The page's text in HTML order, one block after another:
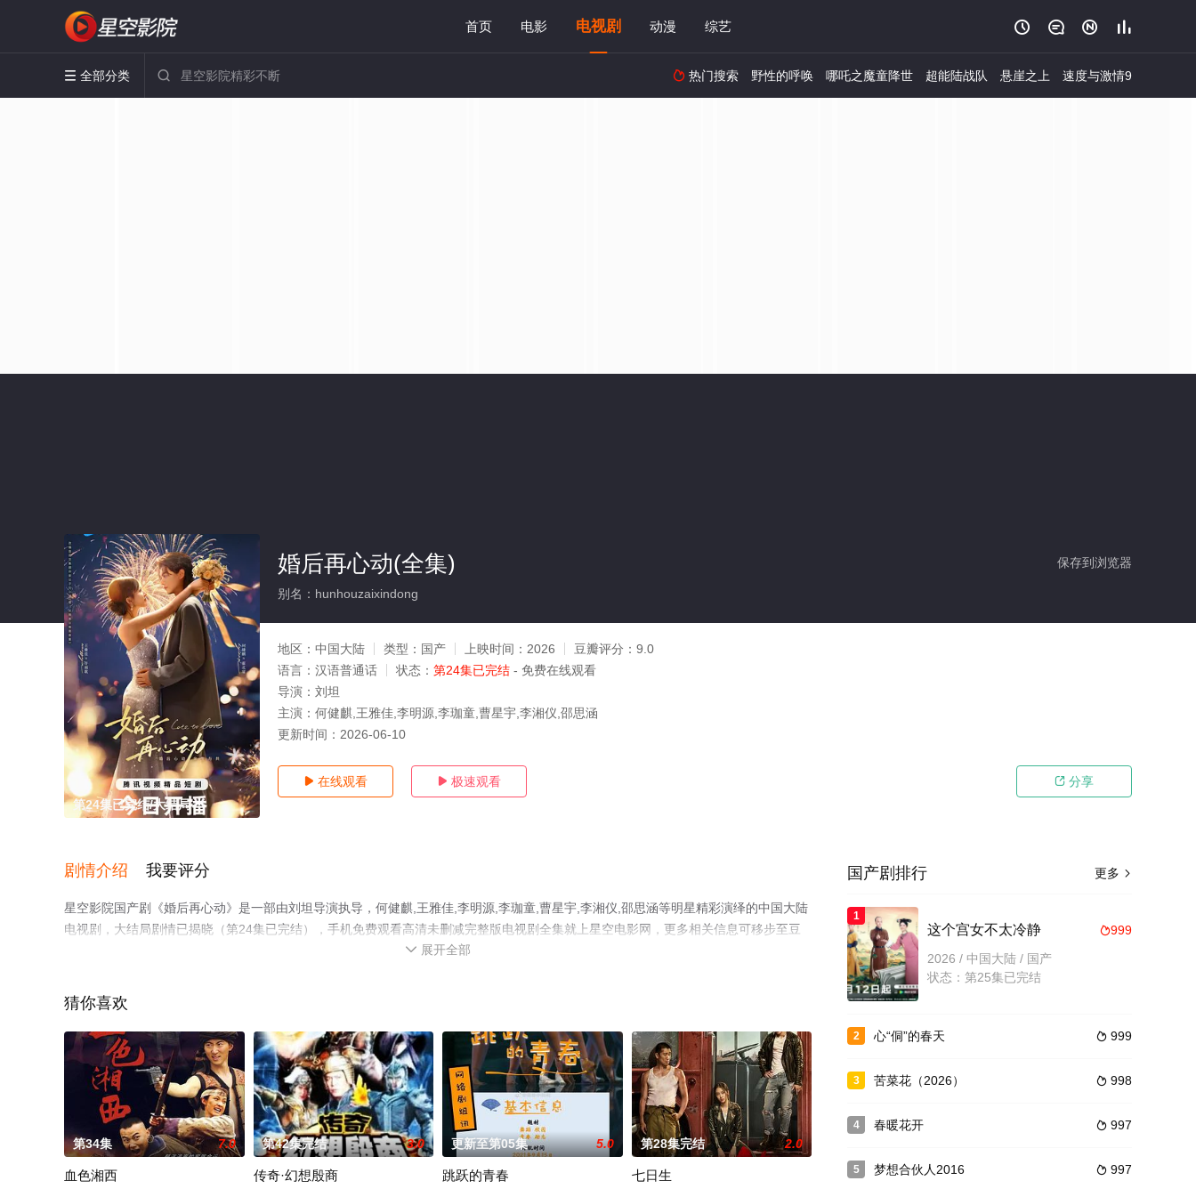
首页 电影 电视剧 动漫 综艺    
 全部分类   热门搜索 野性的呼唤 哪吒之魔童降世 超能陆战队 悬崖之上 速度与激情9
第24集已完结/大结局
保存到浏览器
婚后再心动(全集)
别名：hunhouzaixindong
地区： 中国大陆 类型： 国产 上映时间： 2026 豆瓣评分： 9.0
语言： 汉语普通话 状态： 第24集已完结 - 免费在线观看
导演： 刘坦
主演： 何健麒,王雅佳,李明源,李珈童,曹星宇,李湘仪,邵思涵
更新时间： 2026-06-10
 在线观看  极速观看  分享
剧情介绍 我要评分
星空影院国产剧《婚后再心动》是一部由刘坦导演执导，何健麒,王雅佳,李明源,李珈童,曹星宇,李湘仪,邵思涵等明星精彩演绎的中国大陆
电视剧，大结局剧情已揭晓（第24集已完结），手机免费观看高清未删减完整版电视剧全集就上星空电影网，更多相关信息可移步至豆
 展开全部
猜你喜欢
第34集 7.0
血色湘西
第42集完结 3.0
传奇·幻想殷商
更新至第05集 5.0
跳跃的青春
第28集完结 2.0
七日生
更多 
国产剧排行
1
999
这个宫女不太冷静
2026 / 中国大陆 / 国产
状态：第25集已完结
2  999
心“侗”的春天
3  998
苦菜花（2026）
4  997
春暖花开
5  997
梦想合伙人2016